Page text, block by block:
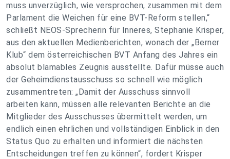
muss unverzüglich, wie versprochen, zusammen mit dem
Parlament die Weichen für eine BVT-Reform stellen,“
schließt NEOS-Sprecherin für Inneres, Stephanie Krisper,
aus den aktuellen Medienberichten, wonach der „Berner
Klub“ dem österreichischen BVT Anfang des Jahres ein
absolut blamables Zeugnis ausstellte. Dafür müsse auch
der Geheimdienstausschuss so schnell wie möglich
zusammentreten: „Damit der Ausschuss sinnvoll
arbeiten kann, müssen alle relevanten Berichte an die
Mitglieder des Ausschusses übermittelt werden, um
endlich einen ehrlichen und vollständigen Einblick in den
Status Quo zu erhalten und informiert die nächsten
Entscheidungen treffen zu können“, fordert Krisper